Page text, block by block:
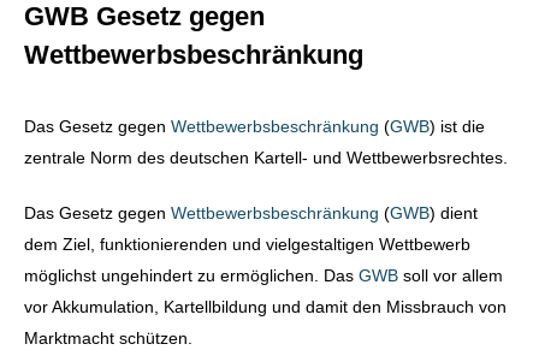
GWB Gesetz gegen
Wettbewerbsbeschränkung
Das Gesetz gegen Wettbewerbsbeschränkung (GWB) ist die
zentrale Norm des deutschen Kartell- und Wettbewerbsrechtes.
Das Gesetz gegen Wettbewerbsbeschränkung (GWB) dient
dem Ziel, funktionierenden und vielgestaltigen Wettbewerb
möglichst ungehindert zu ermöglichen. Das GWB soll vor allem
vor Akkumulation, Kartellbildung und damit den Missbrauch von
Marktmacht schützen.